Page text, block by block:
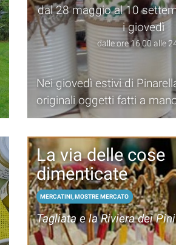
dal 28 maggio al 10
i giovedì
dalle ore 16.00 alle
Nei giovedì estivi di
originali oggetti fatti a
La via delle cose
dimenticate
MERCATINI, MOSTRE MERCATO
Tagliata e la Riviera dei